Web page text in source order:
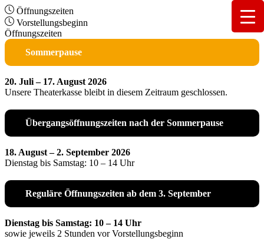
Öffnungszeiten
Vorstellungsbeginn
Öffnungszeiten
Sommerpause
20. Juli – 17. August 2026
Unsere Theaterkasse bleibt in diesem Zeitraum geschlossen.
Übergangsöffnungszeiten nach der Sommerpause
18. August – 2. September 2026
Dienstag bis Samstag: 10 – 14 Uhr
Reguläre Öffnungszeiten ab dem 3. September
Dienstag bis Samstag: 10 – 14 Uhr
sowie jeweils 2 Stunden vor Vorstellungsbeginn